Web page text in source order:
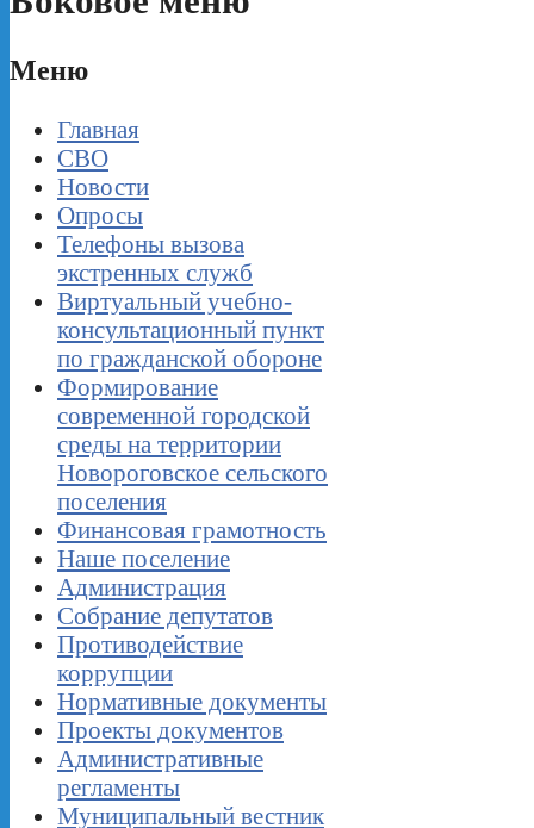
Меню
Главная
СВО
Новости
Опросы
Телефоны вызова
экстренных служб
Виртуальный учебно-
консультационный пункт
по гражданской обороне
Формирование
современной городской
среды на территории
Новороговское сельского
поселения
Финансовая грамотность
Наше поселение
Администрация
Собрание депутатов
Противодействие
коррупции
Нормативные документы
Проекты документов
Административные
регламенты
Муниципальный вестник